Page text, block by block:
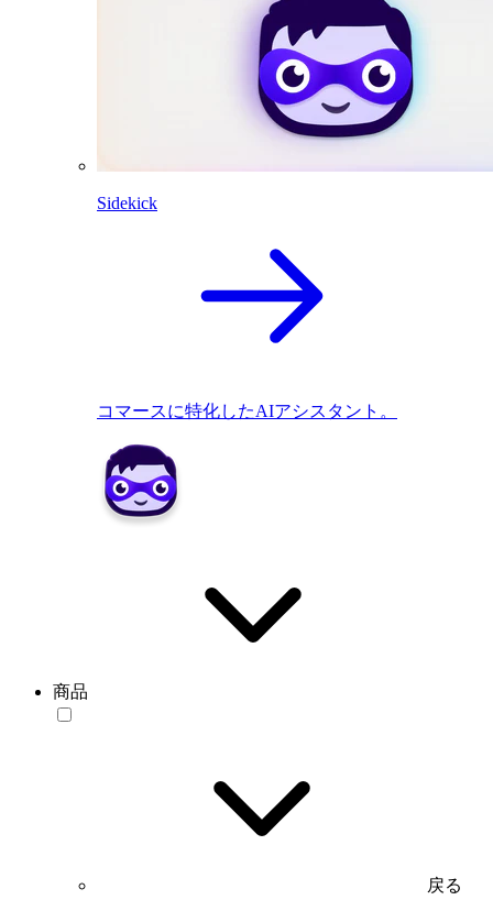
Sidekick
コマースに特化したAIアシスタント。
商品
戻る